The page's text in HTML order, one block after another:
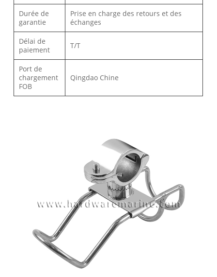
Durée de
garantie
Prise en charge des retours et des
échanges
Délai de
paiement
T/T
Port de
chargement
FOB
Qingdao Chine